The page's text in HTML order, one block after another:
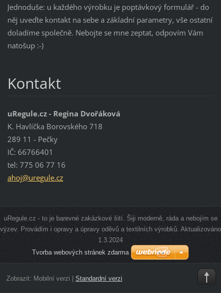
Jednoduše: u každého výrobku je poptávkový formulář - do
něj uveďte kontakt na sebe a základní parametry, vše ostatní
doladíme společně. Nebojte se mne zeptat, odpovím Vám
natošup :-)
Kontakt
uRegule.cz - Regina Dvořáková
K. Havlíčka Borovského 718
289 11 - Pečky
IČ: 66766401
tel: 775 06 77 16
ahoj@uregule.cz
uRegule.cz - to je barevné zakázkové šití. Šiji moderně, ráda a nebojím se
výzev. Provádím i opravy a úpravy oděvů a textilních výrobků. Aktualizováno
1.3.2024
Tvorba webových stránek zdarma
Zobrazit: Mobilní verzi | Standardní verzi